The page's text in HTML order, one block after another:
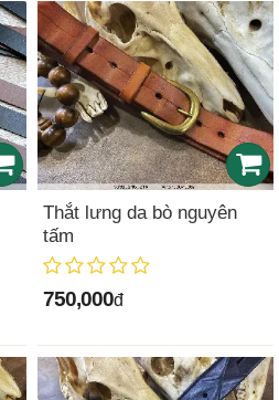
Thắt lưng da bò nguyên
tấm
750,000đ